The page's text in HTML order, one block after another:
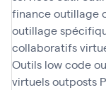
financeoutillage
outillage
collaboratifs
Outils low code
virtuelsoutposts